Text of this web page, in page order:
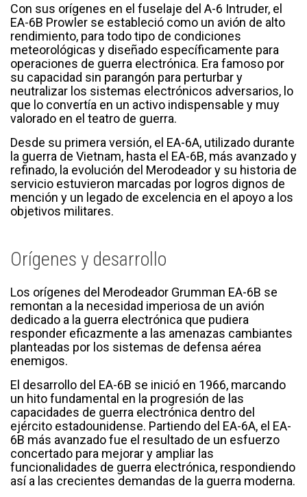
Con sus orígenes en el fuselaje del A-6 Intruder, el
EA-6B Prowler se estableció como un avión de alto
rendimiento, para todo tipo de condiciones
meteorológicas y diseñado específicamente para
operaciones de guerra electrónica. Era famoso por
su capacidad sin parangón para perturbar y
neutralizar los sistemas electrónicos adversarios, lo
que lo convertía en un activo indispensable y muy
valorado en el teatro de guerra.
Desde su primera versión, el EA-6A, utilizado durante
la guerra de Vietnam, hasta el EA-6B, más avanzado y
refinado, la evolución del Merodeador y su historia de
servicio estuvieron marcadas por logros dignos de
mención y un legado de excelencia en el apoyo a los
objetivos militares.
Orígenes y desarrollo
Los orígenes del Merodeador Grumman EA-6B se
remontan a la necesidad imperiosa de un avión
dedicado a la guerra electrónica que pudiera
responder eficazmente a las amenazas cambiantes
planteadas por los sistemas de defensa aérea
enemigos.
El desarrollo del EA-6B se inició en 1966, marcando
un hito fundamental en la progresión de las
capacidades de guerra electrónica dentro del
ejército estadounidense. Partiendo del EA-6A, el EA-
6B más avanzado fue el resultado de un esfuerzo
concertado para mejorar y ampliar las
funcionalidades de guerra electrónica, respondiendo
así a las crecientes demandas de la guerra moderna.